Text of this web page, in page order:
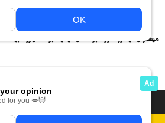
میسترس میاد رو صورت برده اش میشینه برده اش رو تنبیه...